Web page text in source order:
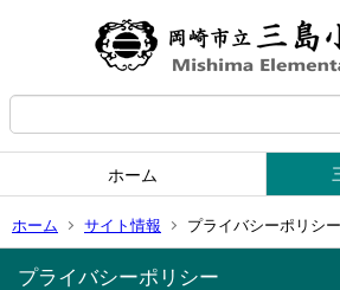
ホーム
ホーム サイト情報 プライバシーポリシー
プライバシーポリシー